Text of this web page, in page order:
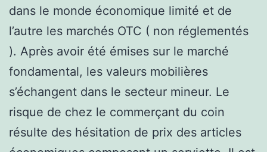
dans le monde économique limité et de
l’autre les marchés OTC ( non réglementés
). Après avoir été émises sur le marché
fondamental, les valeurs mobilières
s’échangent dans le secteur mineur. Le
risque de chez le commerçant du coin
résulte des hésitation de prix des articles